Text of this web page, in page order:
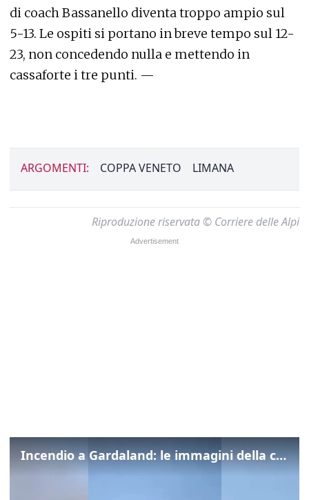
di coach Bassanello diventa troppo ampio sul
5-13. Le ospiti si portano in breve tempo sul 12-
23, non concedendo nulla e mettendo in
cassaforte i tre punti. —
ARGOMENTI: COPPA VENETO LIMANA
Riproduzione riservata © Corriere delle Alpi
Incendio a Gardaland: le immagini della colonna di fumo